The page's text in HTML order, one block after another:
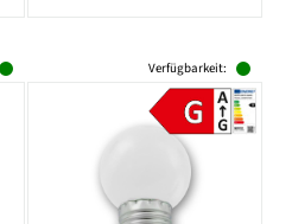
Verfügbarkeit: